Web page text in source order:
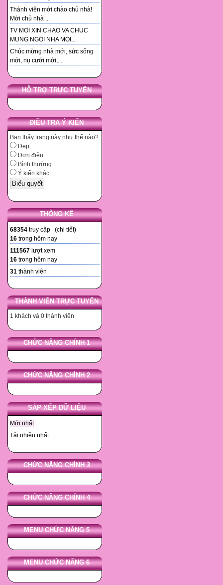
Thành viên mới chào chủ nhà!
Mời chủ nhà ...
TV MOI XIN CHAO VA CHUC
MUNG NGOI NHA MOI...
Chúc mừng nhà mới, sức sống
mới, nụ cười mới,...
HỖ TRỢ TRỰC TUYẾN
ĐIỀU TRA Ý KIẾN
Bạn thấy trang này như thế nào?
Đẹp
Đơn điệu
Bình thường
Ý kiến khác
THỐNG KÊ
68354 truy cập (chi tiết)
16 trong hôm nay
111567 lượt xem
16 trong hôm nay
31 thành viên
THÀNH VIÊN TRỰC TUYẾN
1 khách và 0 thành viên
CHỨC NĂNG CHÍNH 1
CHỨC NĂNG CHÍNH 2
SẮP XẾP DỮ LIỆU
Mới nhất
Tải nhiều nhất
CHỨC NĂNG CHÍNH 3
CHỨC NĂNG CHÍNH 4
MENU CHỨC NĂNG 5
MENU CHỨC NĂNG 6